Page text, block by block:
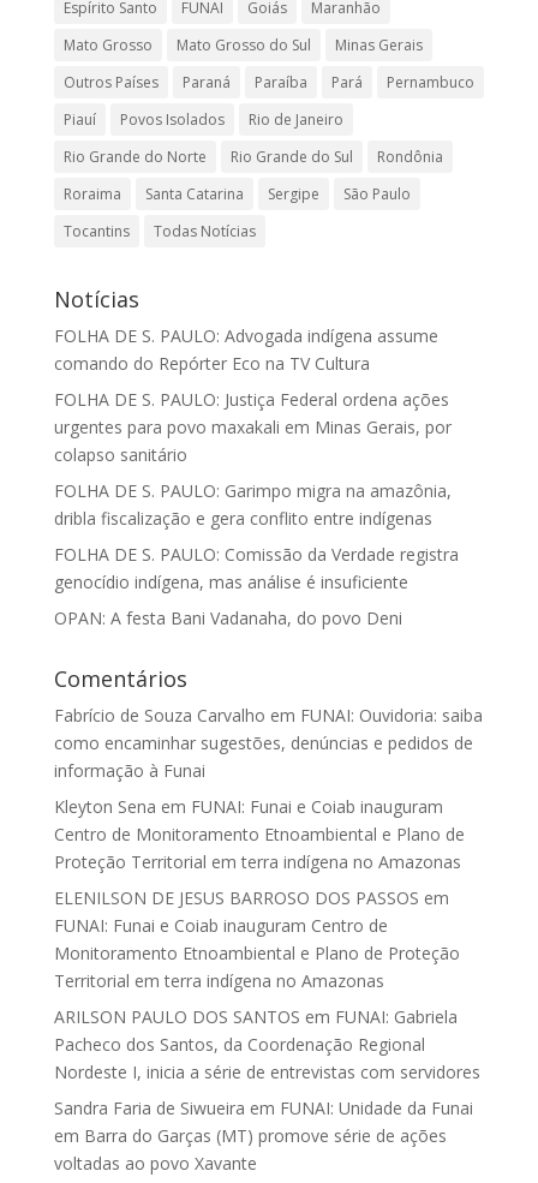
Espírito Santo
FUNAI Goiás
Maranhão
Mato Grosso
Mato Grosso do Sul
Minas Gerais
Outros Países
Paraná Paraíba Pará
Pernambuco
Piauí
Povos Isolados
Rio de Janeiro
Rio Grande do Norte
Rio Grande do Sul
Rondônia
Roraima
Santa Catarina Sergipe
São Paulo
Tocantins
Todas Notícias
Notícias
FOLHA DE S. PAULO: Advogada indígena assume
comando do Repórter Eco na TV Cultura
FOLHA DE S. PAULO: Justiça Federal ordena ações
urgentes para povo maxakali em Minas Gerais, por
colapso sanitário
FOLHA DE S. PAULO: Garimpo migra na amazônia,
dribla fiscalização e gera conflito entre indígenas
FOLHA DE S. PAULO: Comissão da Verdade registra
genocídio indígena, mas análise é insuficiente
OPAN: A festa Bani Vadanaha, do povo Deni
Comentários
Fabrício de Souza Carvalho em FUNAI: Ouvidoria: saiba
como encaminhar sugestões, denúncias e pedidos de
informação à Funai
Kleyton Sena em FUNAI: Funai e Coiab inauguram
Centro de Monitoramento Etnoambiental e Plano de
Proteção Territorial em terra indígena no Amazonas
ELENILSON DE JESUS BARROSO DOS PASSOS em
FUNAI: Funai e Coiab inauguram Centro de
Monitoramento Etnoambiental e Plano de Proteção
Territorial em terra indígena no Amazonas
ARILSON PAULO DOS SANTOS em FUNAI: Gabriela
Pacheco dos Santos, da Coordenação Regional
Nordeste I, inicia a série de entrevistas com servidores
Sandra Faria de Siwueira em FUNAI: Unidade da Funai
em Barra do Garças (MT) promove série de ações
voltadas ao povo Xavante